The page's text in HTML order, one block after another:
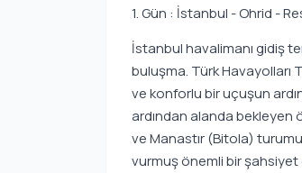
1. Gün : İstanbul - Ohrid -
İstanbul havalimanı gidiş
buluşma. Türk Havayolları
ve konforlu bir uçuşun
ardından alanda bekleyen
ve Manastır (Bitola)
vurmuş önemli bir şahsiyet